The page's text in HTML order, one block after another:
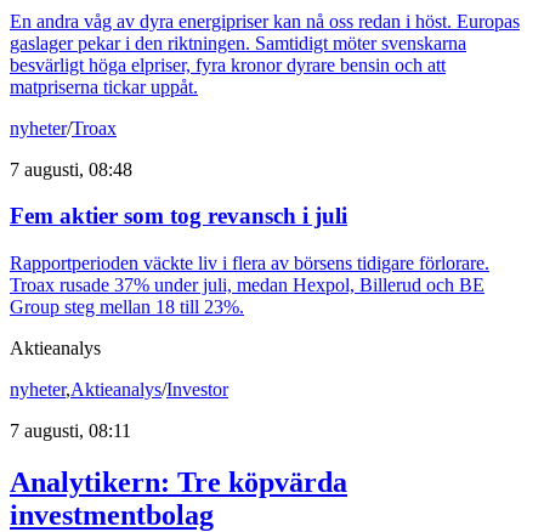
En andra våg av dyra energipriser kan nå oss redan i höst. Europas
gaslager pekar i den riktningen. Samtidigt möter svenskarna
besvärligt höga elpriser, fyra kronor dyrare bensin och att
matpriserna tickar uppåt.
nyheter/Troax
7 augusti, 08:48
Fem aktier som tog revansch i juli
Rapportperioden väckte liv i flera av börsens tidigare förlorare.
Troax rusade 37% under juli, medan Hexpol, Billerud och BE
Group steg mellan 18 till 23%.
Aktieanalys
nyheter,Aktieanalys/Investor
7 augusti, 08:11
Analytikern: Tre köpvärda
investmentbolag